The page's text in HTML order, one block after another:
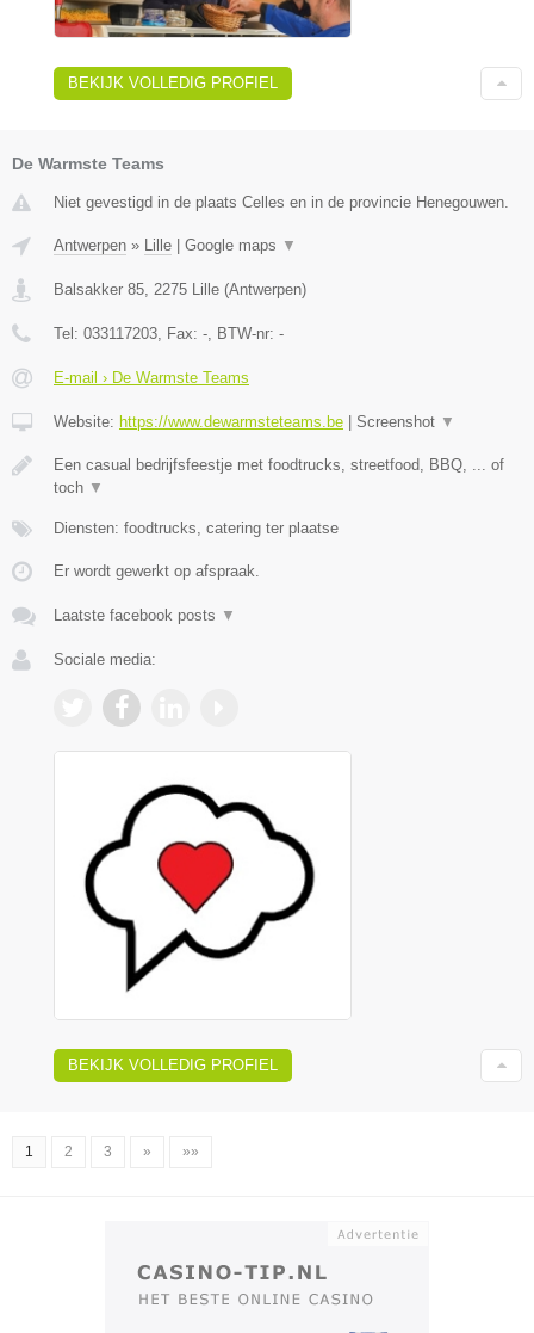
BEKIJK VOLLEDIG PROFIEL
De Warmste Teams
Niet gevestigd in de plaats Celles en in de provincie Henegouwen.
Antwerpen » Lille Google maps ▼
Balsakker 85, 2275 Lille (Antwerpen)
Tel: 033117203, Fax: -, BTW-nr: -
E-mail › De Warmste Teams
Website: https://www.dewarmsteteams.be Screenshot ▼
Een casual bedrijfsfeestje met foodtrucks, streetfood, BBQ, ... of
toch ▼
Diensten: foodtrucks, catering ter plaatse
Er wordt gewerkt op afspraak.
Laatste facebook posts ▼
Sociale media:
BEKIJK VOLLEDIG PROFIEL
1 2 3 » »»